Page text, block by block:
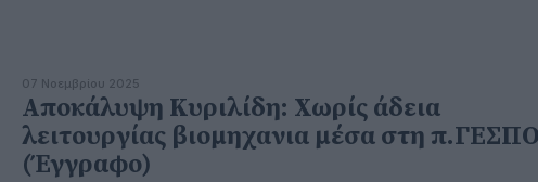
07 Νοεμβρίου 2025
Αποκάλυψη Κυριλίδη: Χωρίς άδεια
λειτουργίας βιομηχανια μέσα στη
(Έγγραφο)